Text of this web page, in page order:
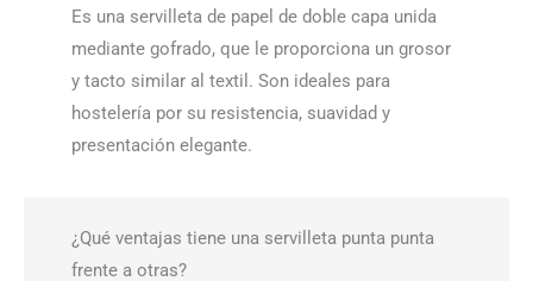
Es una servilleta de papel de doble capa unida
mediante gofrado, que le proporciona un grosor
y tacto similar al textil. Son ideales para
hostelería por su resistencia, suavidad y
presentación elegante.
¿Qué ventajas tiene una servilleta punta punta
frente a otras?